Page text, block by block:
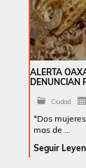
ALERTA
DENUNCIAN
Ciudad
*Dos
mas de …
Seguir